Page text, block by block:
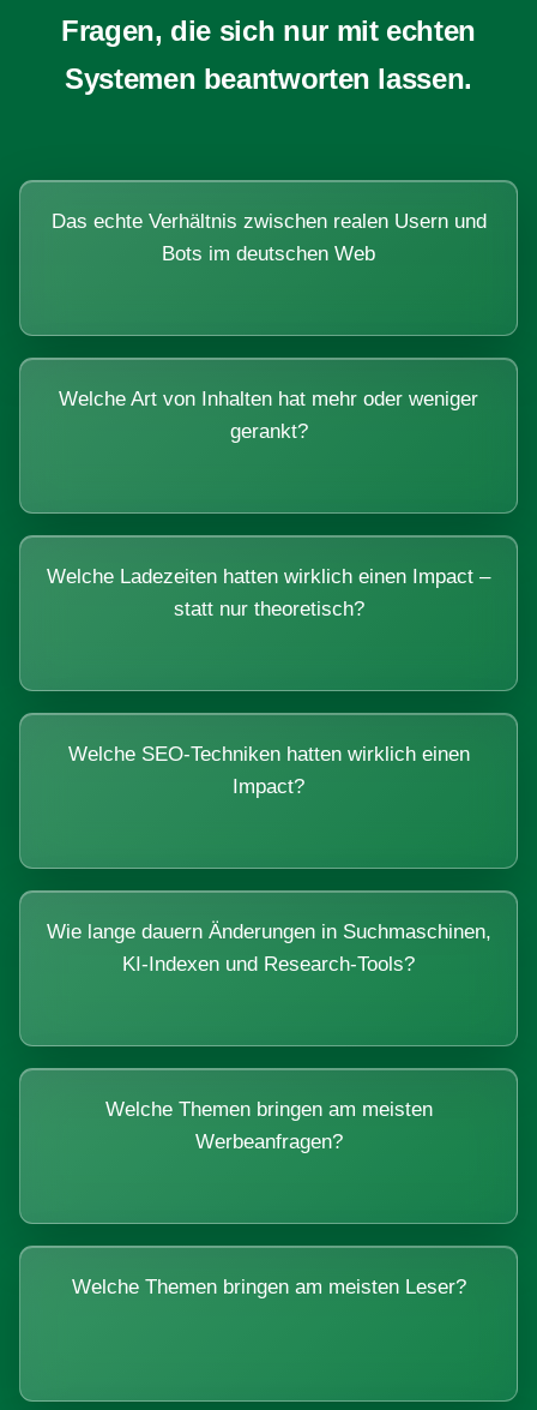
Fragen, die sich nur mit echten
Systemen beantworten lassen.
Das echte Verhältnis zwischen realen Usern und
Bots im deutschen Web
Welche Art von Inhalten hat mehr oder weniger
gerankt?
Welche Ladezeiten hatten wirklich einen Impact –
statt nur theoretisch?
Welche SEO-Techniken hatten wirklich einen
Impact?
Wie lange dauern Änderungen in Suchmaschinen,
KI-Indexen und Research-Tools?
Welche Themen bringen am meisten
Werbeanfragen?
Welche Themen bringen am meisten Leser?